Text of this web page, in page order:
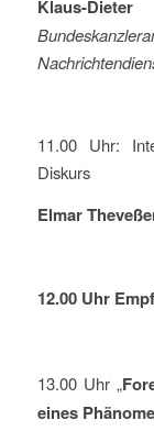
Klaus-
11.00 Uhr:
Diskurs
Elmar
12.00 Uhr
13.00 Uhr „
eines